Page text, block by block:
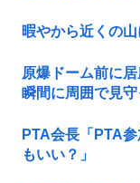
暇やから近くの
原爆ドーム前に
瞬間に周囲で見
PTA会長「PTA
もいい？」